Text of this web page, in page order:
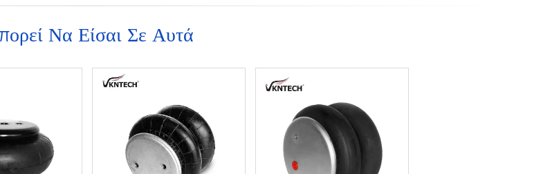
Να Είσαι Σε Αυτά